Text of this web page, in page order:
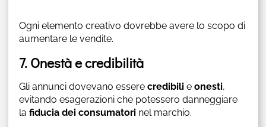
Ogni elemento creativo dovrebbe avere lo scopo di
aumentare le vendite.
7. Onestà e credibilità
Gli annunci dovevano essere credibili e onesti,
evitando esagerazioni che potessero danneggiare
la fiducia dei consumatorinel marchio.